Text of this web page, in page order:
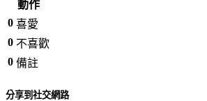
動作
0 喜愛
0 不喜歡
0 備註
分享到社交網路